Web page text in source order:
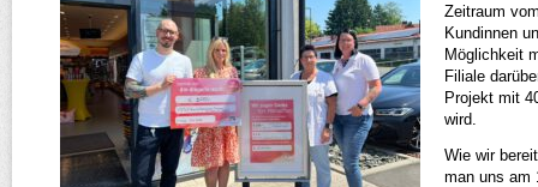
Zeitraum
Kundinnen
Möglichkeit
Filiale
Projekt mit
wird.
Wie wir
man uns am